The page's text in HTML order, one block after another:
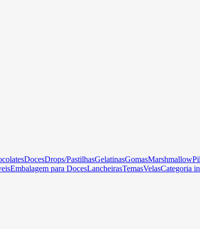
DocesDrops/PastilhasGelatinasGomasMarshmallow
Embalagem para DocesLancheirasTemasVelasCategoria